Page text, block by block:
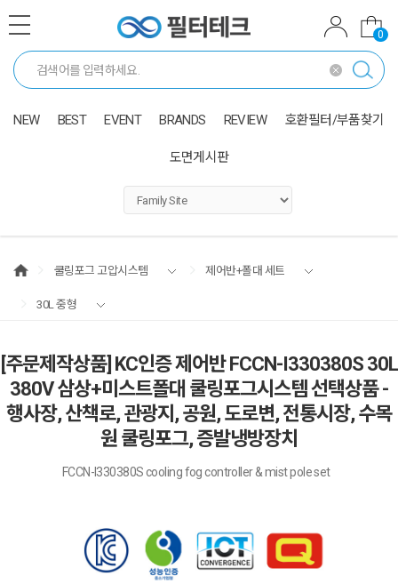
0
NEW BEST EVENT BRANDS REVIEW 호환필터/부품찾기
도면게시판
쿨링포그 고압시스템 제어반+폴대 세트
30L 중형
[주문제작상품] KC인증 제어반 FCCN-I330380S 30L
380V 삼상+미스트폴대 쿨링포그시스템 선택상품 -
행사장, 산책로, 관광지, 공원, 도로변, 전통시장, 수목
원 쿨링포그, 증발냉방장치
FCCN-I330380S cooling fog controller & mist pole set